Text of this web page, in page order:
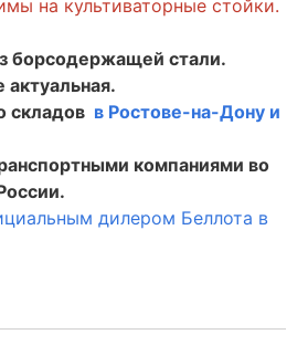
на культиваторные стойки.
борсодержащей стали.
актуальная.
складов в Ростове-на-Дону и
компаниями во
дилером Беллота в